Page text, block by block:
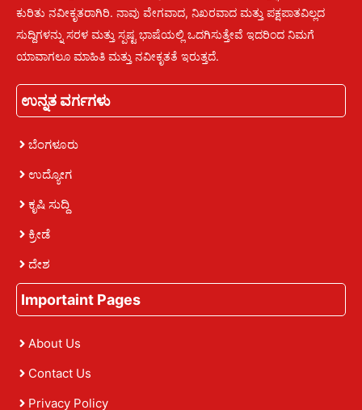
ಕುರಿತು ನವೀಕೃತರಾಗಿರಿ. ನಾವು ವೇಗವಾದ, ನಿಖರವಾದ ಮತ್ತು ಪಕ್ಷಪಾತವಿಲ್ಲದ
ಸುದ್ದಿಗಳನ್ನು ಸರಳ ಮತ್ತು ಸ್ಪಷ್ಟ ಭಾಷೆಯಲ್ಲಿ ಒದಗಿಸುತ್ತೇವೆ ಇದರಿಂದ ನಿಮಗೆ
ಯಾವಾಗಲೂ ಮಾಹಿತಿ ಮತ್ತು ನವೀಕೃತತೆ ಇರುತ್ತದೆ.
ಉನ್ನತ ವರ್ಗಗಳು
ಬೆಂಗಳೂರು
ಉದ್ಯೋಗ
ಕೃಷಿ ಸುದ್ದಿ
ಕ್ರೀಡೆ
ದೇಶ
Importaint Pages
About Us
Contact Us
Privacy Policy